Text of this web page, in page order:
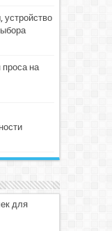
устройство
на
для